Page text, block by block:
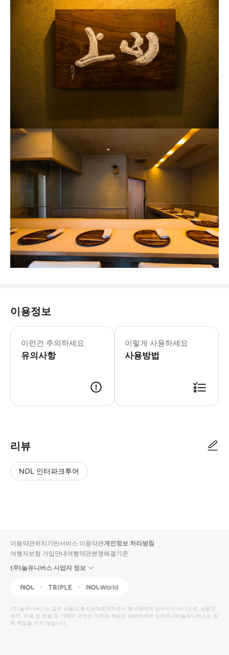
이용정보
이런건 주의하세요
유의사항
이렇게 사용하세요
사용방법
리뷰
NOL 인터파크투어
입니
다.
높
은
순
동
영
상
순
상
이용약관위치기반서비스 이용약관개인정보 처리방침
여행자보험 가입안내여행약관분쟁해결기준
(주)놀유니버스 사업자 정보
NOL Triple Interpark Global
(주)놀유니버스는 일부 상품의 통신판매중개자로서 통신판매의 당사자가 아니므로, 상품의
예약, 이용 및 환불 등 거래와 관련된 의무와 책임은 판매자에게 있으며 (주)놀유니버스는 일
체 책임을 지지 않습니다.